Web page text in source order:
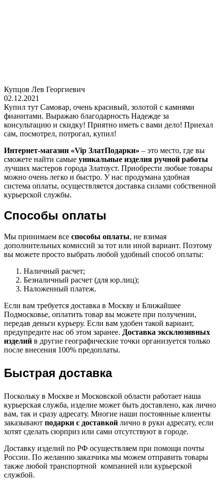
Купцов Лев Георгиевич
02.12.2021
Купил тут Самовар, очень красивый, золотой с камнями
фианитами. Выражаю благодарность Надежде за
консультацию и скидку! Приятно иметь с вами дело! Приехал
сам, посмотрел, потрогал, купил!
Интернет-магазин «Vip ЗлатПодарки» – это место, где вы
сможете найти самые уникальные изделия ручной работы
лучших мастеров города Златоуст. Приобрести любые товары
можно очень легко и быстро. У нас продумана удобная
система оплаты, осуществляется доставка силами собственной
курьерской службы.
Способы оплаты
Мы принимаем все способы оплаты, не взимая
дополнительных комиссий за тот или иной вариант. Поэтому
вы можете просто выбрать любой удобный способ оплаты:
Наличный расчет;
Безналичный расчет (для юр.лиц);
Наложенный платеж.
Если вам требуется доставка в Москву и Ближайшее
Подмосковье, оплатить товар вы можете при получении,
передав деньги курьеру. Если вам удобен такой вариант,
предупредите нас об этом заранее. Доставка эксклюзивных
изделий в другие географические точки организуется только
после внесения 100% предоплаты.
Быстрая доставка
Поскольку в Москве и Московской области работает наша
курьерская служба, изделие может быть доставлено, как лично
вам, так и сразу адресату. Многие наши постоянные клиенты
заказывают подарки с доставкой лично в руки адресату, если
хотят сделать сюрприз или сами отсутствуют в городе.
Доставку изделий по РФ осуществляем при помощи почты
России. По желанию заказчика мы можем отправить товары
также любой транспортной компанией или курьерской
службой.